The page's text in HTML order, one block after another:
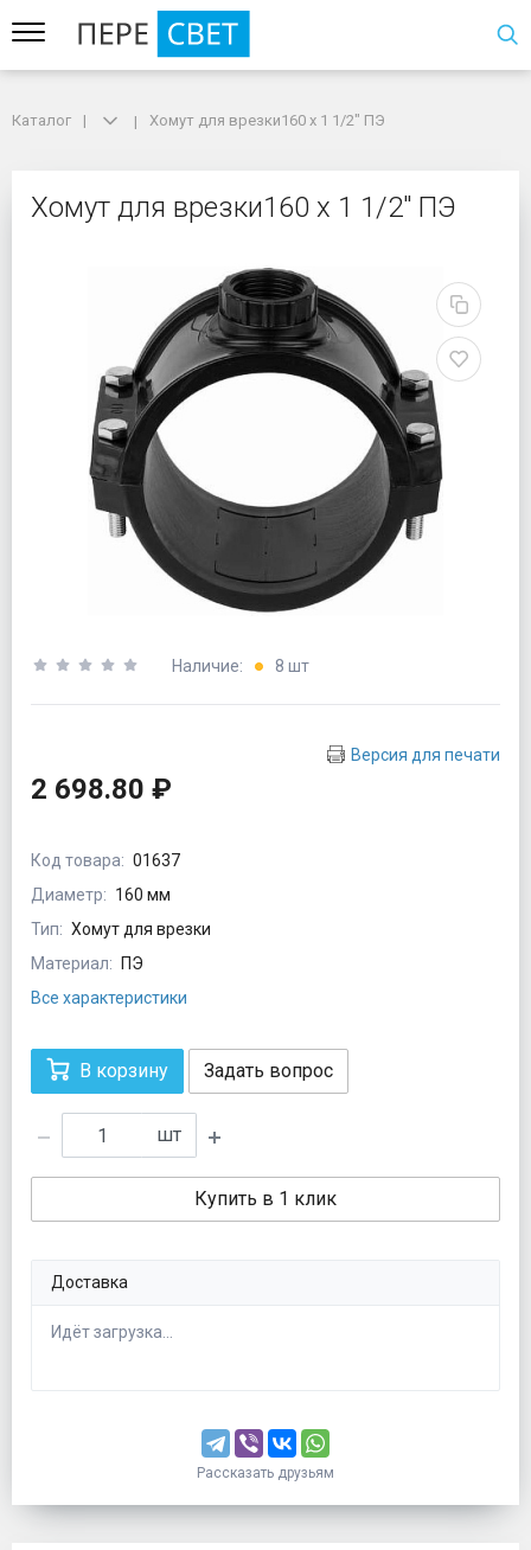
Хомут для врезки160 х 1 1/2" ПЭ
Каталог Хомут для врезки160 х 1 1/2" ПЭ
Хомут для врезки160 х 1 1/2" ПЭ
Наличие: 8 шт
Версия для печати
2 698.80 ₽
Код товара: 01637
Диаметр: 160 мм
Тип: Хомут для врезки
Материал:
ПЭ
Все характеристики
В корзину Задать вопрос
шт
Купить в 1 клик
Доставка
Идёт загрузка...
Рассказать друзьям